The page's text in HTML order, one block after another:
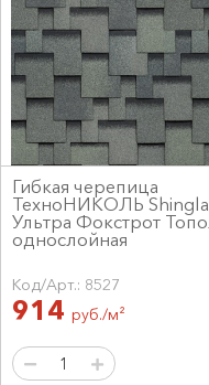
Гибкая черепица
ТехноНИКОЛЬ
Ультра Фокстрот
однослойная
Код/Арт.: 8527
914 руб./м²